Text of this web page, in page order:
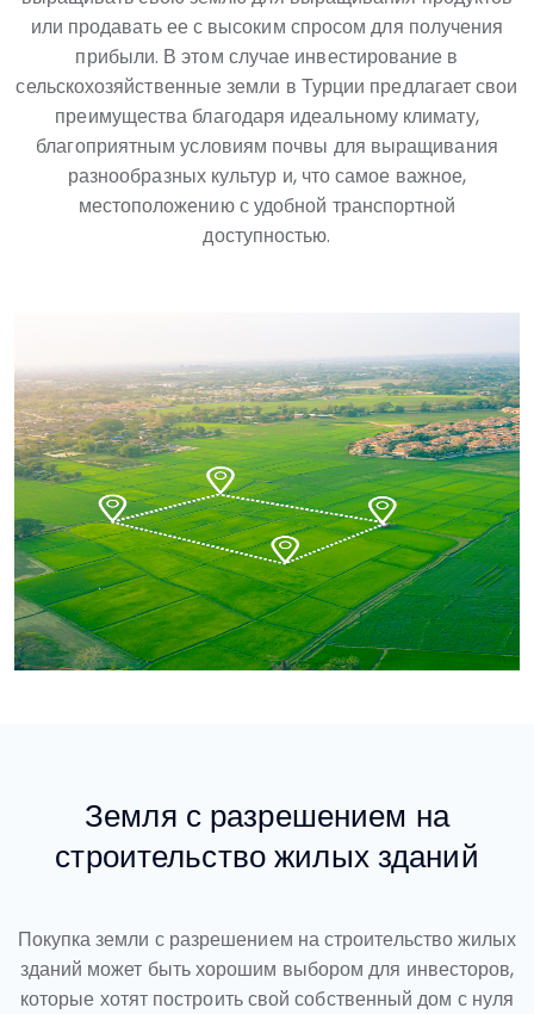
или продавать ее с высоким спросом для получения
прибыли. В этом случае инвестирование в
сельскохозяйственные земли в Турции предлагает свои
преимущества благодаря идеальному климату,
благоприятным условиям почвы для выращивания
разнообразных культур и, что самое важное,
местоположению с удобной транспортной
доступностью.
Земля с разрешением на
строительство жилых зданий
Покупка земли с разрешением на строительство жилых
зданий может быть хорошим выбором для инвесторов,
которые хотят построить свой собственный дом с нуля